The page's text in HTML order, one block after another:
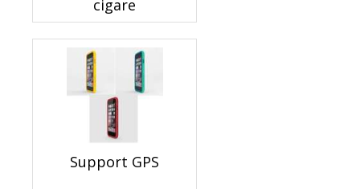
cigare
Support GPS